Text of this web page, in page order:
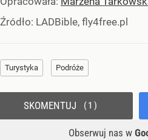
Źródło: LADBible, fly4free.pl
Turystyka Podróże
Obserwuj nas w
SKOMENTUJ 1